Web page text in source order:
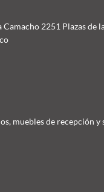
2251 Plazas de
muebles de recepción y